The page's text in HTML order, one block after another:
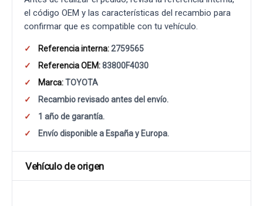
el código OEM y las características del recambio para
confirmar que es compatible con tu vehículo.
Referencia interna:2759565
Referencia OEM:83800F4030
Marca:TOYOTA
Recambio revisado antes del envío.
1 año de garantía.
Envío disponible a España y Europa.
Vehículo de origen